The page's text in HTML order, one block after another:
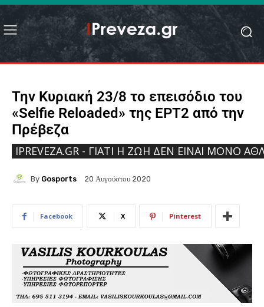
Την Κυριακή 23/8 το επεισόδιο του
«Selfie Reloaded» της ΕΡΤ2 από την
Πρέβεζα
IPREVEZA.GR - ΓΙΑΤΊ Η ΖΩΉ ΔΕΝ ΕΊΝΑΙ ΜΌΝΟ
By Gosports 20 Αυγούστου 2020
Facebook X Pinterest